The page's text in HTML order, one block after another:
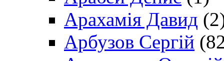
Арахамія Давид
Арбузов Сергій